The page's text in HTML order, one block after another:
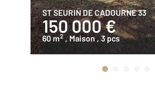
ST SEURIN DE CADOURNE 33
150 000 €
60 m2 , Maison, 3 pcs